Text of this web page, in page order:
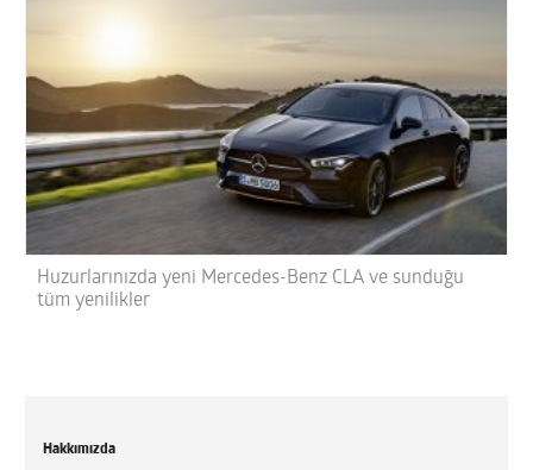
Huzurlarınızda yeni Mercedes-Benz CLA ve sunduğu
tüm yenilikler
Hakkımızda